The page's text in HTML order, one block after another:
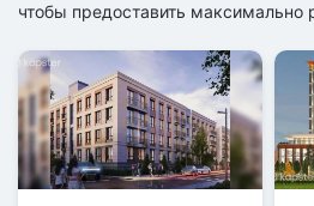
чтобы предоставить максимально